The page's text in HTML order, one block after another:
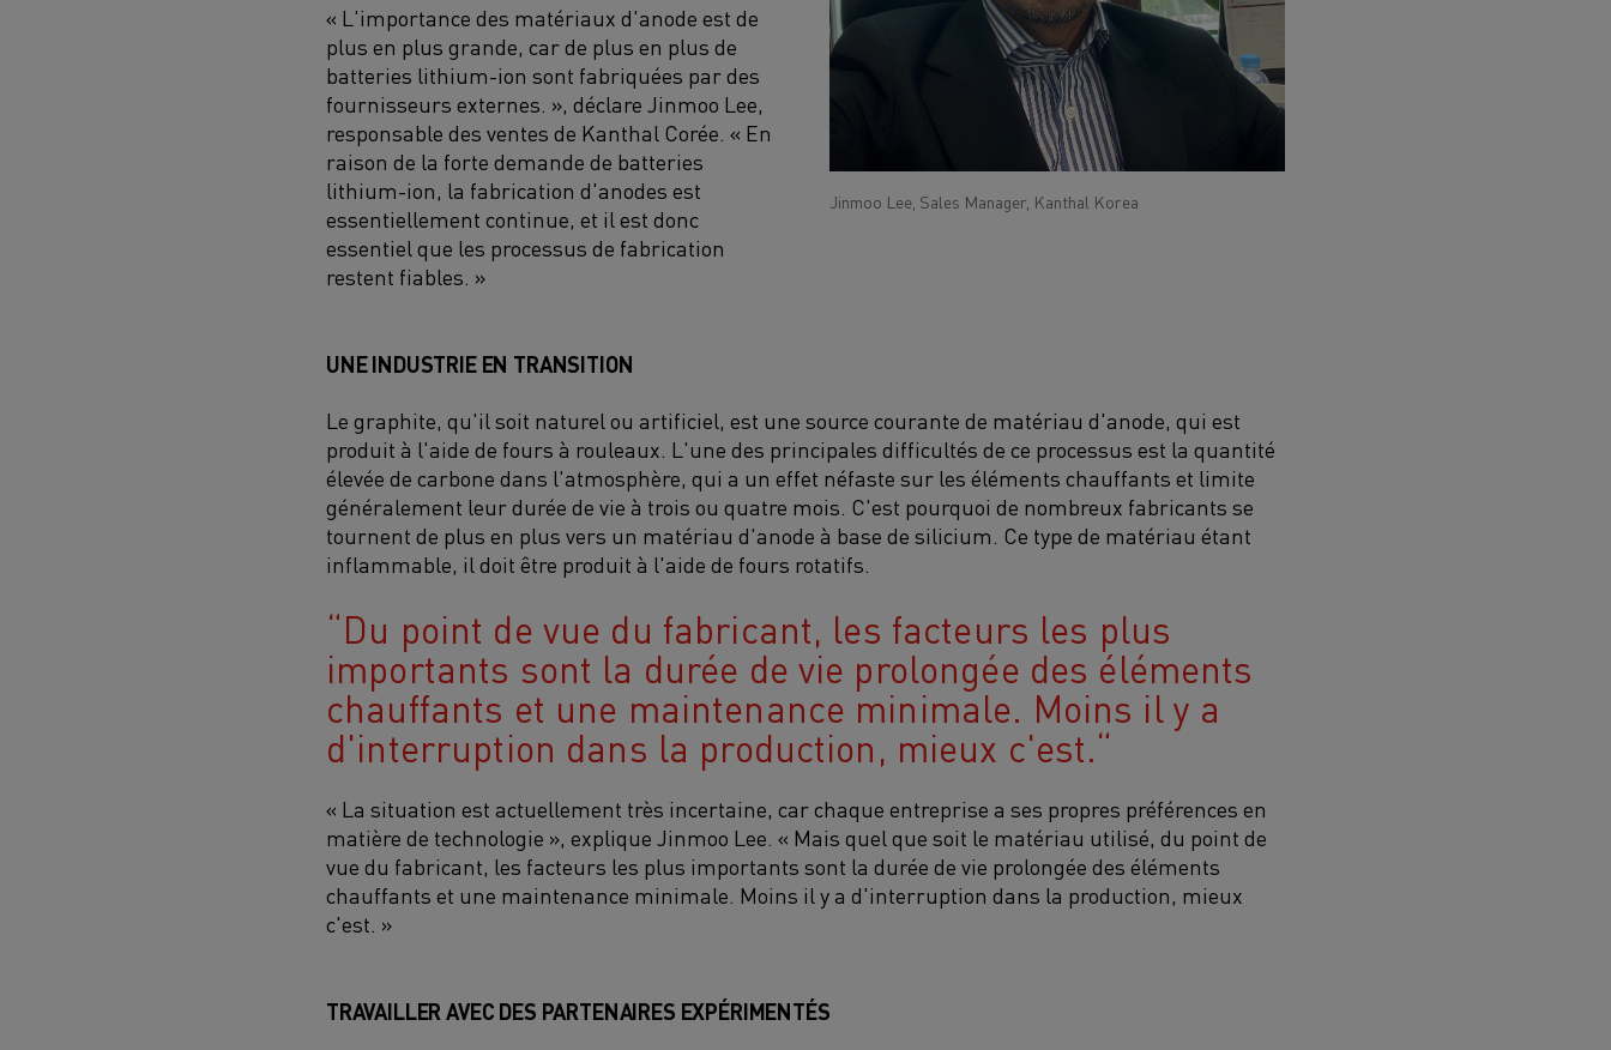
Jinmoo Lee, Sales Manager, Kanthal Korea
« L'importance des matériaux d'anode est de
plus en plus grande, car de plus en plus de
batteries lithium-ion sont fabriquées par des
fournisseurs externes. », déclare Jinmoo Lee,
responsable des ventes de Kanthal Corée. « En
raison de la forte demande de batteries
lithium-ion, la fabrication d'anodes est
essentiellement continue, et il est donc
essentiel que les processus de fabrication
restent fiables. »
UNE INDUSTRIE EN TRANSITION
Le graphite, qu'il soit naturel ou artificiel, est une source courante de matériau d'anode, qui est
produit à l'aide de fours à rouleaux. L'une des principales difficultés de ce processus est la quantité
élevée de carbone dans l'atmosphère, qui a un effet néfaste sur les éléments chauffants et limite
généralement leur durée de vie à trois ou quatre mois. C'est pourquoi de nombreux fabricants se
tournent de plus en plus vers un matériau d'anode à base de silicium. Ce type de matériau étant
inflammable, il doit être produit à l'aide de fours rotatifs.
Du point de vue du fabricant, les facteurs les plus
importants sont la durée de vie prolongée des éléments
chauffants et une maintenance minimale. Moins il y a
d'interruption dans la production, mieux c'est.
« La situation est actuellement très incertaine, car chaque entreprise a ses propres préférences en
matière de technologie », explique Jinmoo Lee. « Mais quel que soit le matériau utilisé, du point de
vue du fabricant, les facteurs les plus importants sont la durée de vie prolongée des éléments
chauffants et une maintenance minimale. Moins il y a d'interruption dans la production, mieux
c'est. »
TRAVAILLER AVEC DES PARTENAIRES EXPÉRIMENTÉS